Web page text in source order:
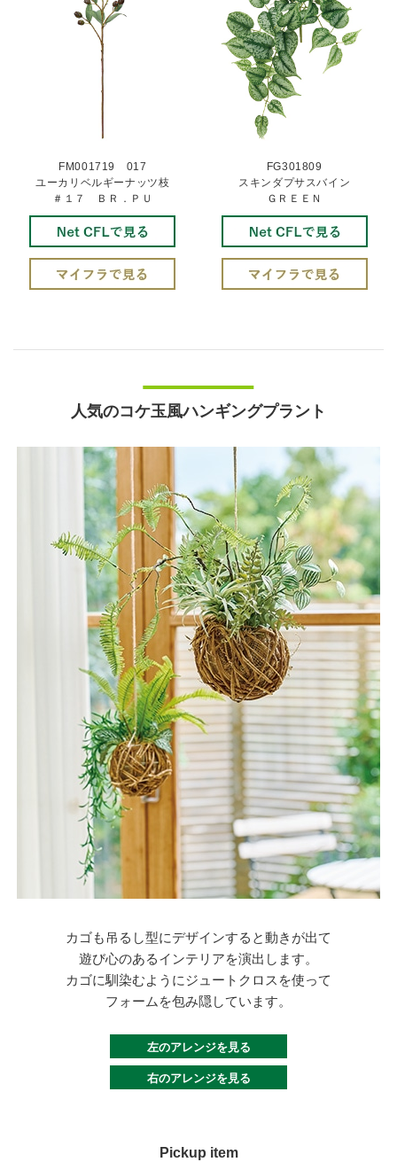
FM001719 017
ユーカリベルギーナッツ枝
＃１７ ＢＲ．ＰＵ
FG301809
スキンダプサスバイン
ＧＲＥＥＮ
人気のコケ玉風ハンギングプラント
カゴも吊るし型にデザインすると動きが出て
遊び心のあるインテリアを演出します。
カゴに馴染むようにジュートクロスを使って
フォームを包み隠しています。
左のアレンジを見る
右のアレンジを見る
Pickup item